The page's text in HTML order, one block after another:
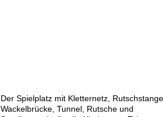
Der Spielplatz mit Kletternetz, Rutschstange,
Wackelbrücke, Tunnel, Rutsche und